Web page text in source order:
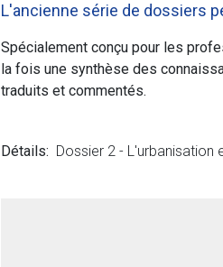
L'ancienne série de dossiers
Spécialement conçu pour les
la fois une synthèse des
traduits et commentés.
Détails: Dossier 2 - L'urbanisation